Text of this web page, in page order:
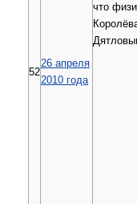
52
26 апреля
2010 года
что